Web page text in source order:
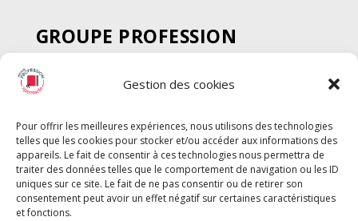
Gestion des cookies
Pour offrir les meilleures expériences, nous utilisons des technologies
telles que les cookies pour stocker et/ou accéder aux informations des
appareils. Le fait de consentir à ces technologies nous permettra de
traiter des données telles que le comportement de navigation ou les ID
uniques sur ce site. Le fait de ne pas consentir ou de retirer son
consentement peut avoir un effet négatif sur certaines caractéristiques
et fonctions.
GROUPE PROFESSION
SPECTACLE
Chèque Intermittents
Chèque Compta
Chèque Emploi Spectacle
G-Pods
Profession Audio-visuel